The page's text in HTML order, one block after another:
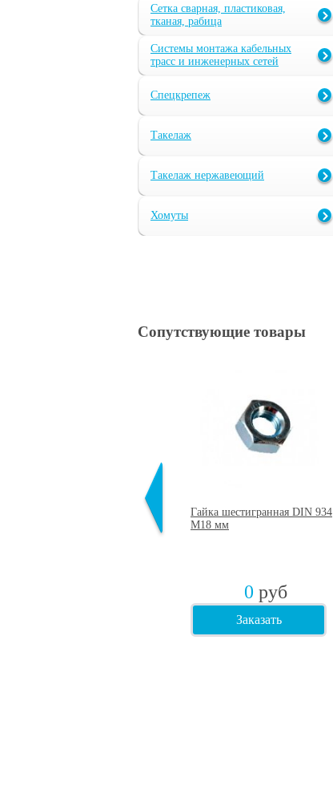
Сетка сварная, пластиковая,
тканая, рабица
Системы монтажа кабельных
трасс и инженерных сетей
Спецкрепеж
Такелаж
Такелаж нержавеющий
Хомуты
Сопутствующие товары
Гайка шестигранная DIN 934
М18 мм
0 руб
Заказать